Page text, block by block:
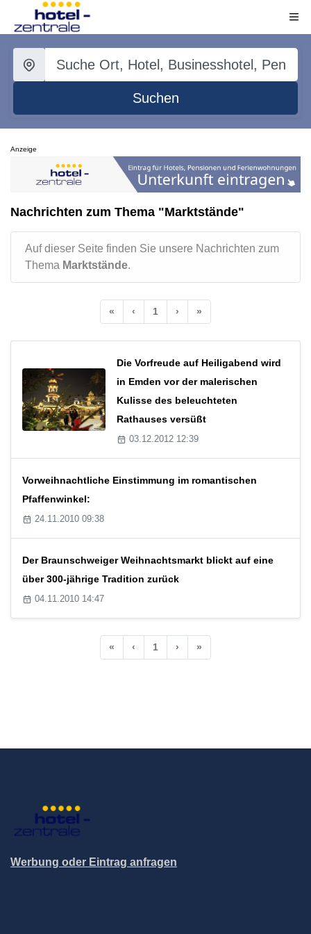
Suchen
Anzeige
Nachrichten zum Thema "Marktstände"
Auf dieser Seite finden Sie unsere Nachrichten zum
Thema Marktstände.
« ‹ 1 › »
Die Vorfreude auf Heiligabend wird
in Emden vor der malerischen
Kulisse des beleuchteten
Rathauses versüßt
03.12.2012 12:39
Vorweihnachtliche Einstimmung im romantischen
Pfaffenwinkel:
24.11.2010 09:38
Der Braunschweiger Weihnachtsmarkt blickt auf eine
über 300-jährige Tradition zurück
04.11.2010 14:47
« ‹ 1 › »
Werbung oder Eintrag anfragen